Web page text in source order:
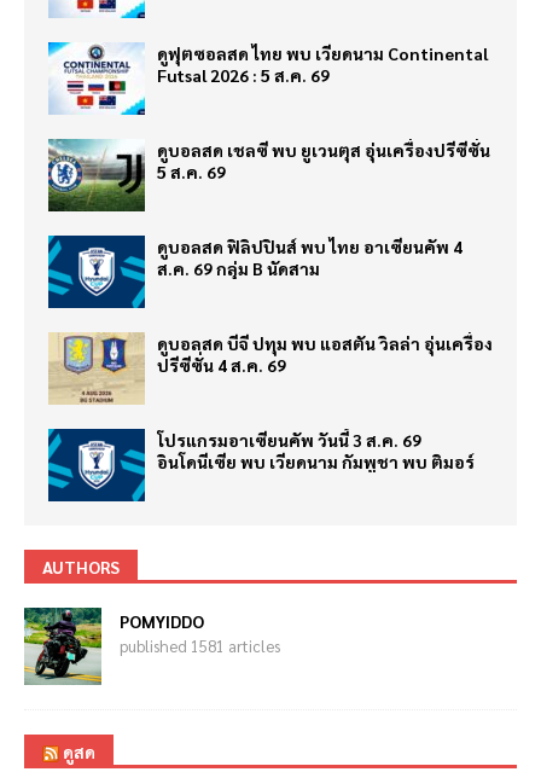
ดูฟุตซอลสด ไทย พบ เวียดนาม Continental
Futsal 2026 : 5 ส.ค. 69
ดูบอลสด เชลซี พบ ยูเวนตุส อุ่นเครื่องปรีซีซั่น
5 ส.ค. 69
ดูบอลสด ฟิลิปปินส์ พบ ไทย อาเซียนคัพ 4
ส.ค. 69 กลุ่ม B นัดสาม
ดูบอลสด บีจี ปทุม พบ แอสตัน วิลล่า อุ่นเครื่อง
ปรีซีซั่น 4 ส.ค. 69
โปรแกรมอาเซียนคัพ วันนี้ 3 ส.ค. 69
อินโดนีเซีย พบ เวียดนาม กัมพูชา พบ ติมอร์
AUTHORS
POMYIDDO
published 1581 articles
ดูสด